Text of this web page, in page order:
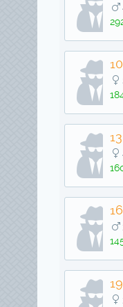
10.
13.
16.
19.